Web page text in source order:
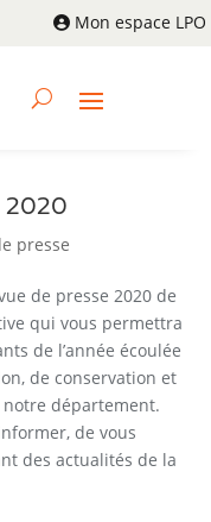
Mon espace LPO
2020
presse
de presse 2020 de
qui vous permettra
de l’année écoulée
de conservation et
département.
de vous
des actualités de la